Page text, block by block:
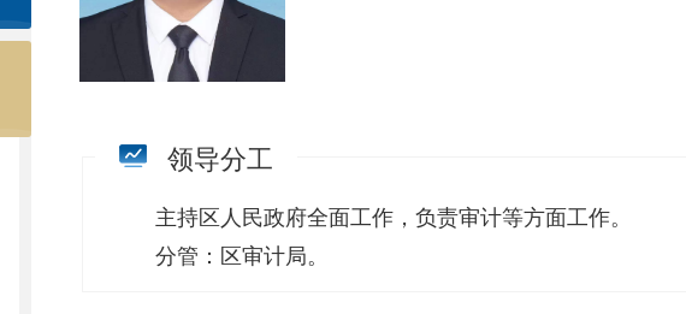
领导分工
主持区人民政府全面工作，负责审计等方面工作。
分管：区审计局。